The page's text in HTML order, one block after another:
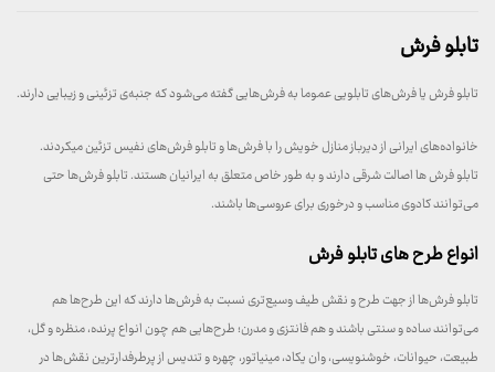
تابلو فرش
تابلو فرش یا فرش‌های تابلویی عموما به فرش‌هایی گفته می‌شود که جنبه‌ی تزئینی و زیبایی دارند.
خانواده‌های ایرانی از دیرباز منازل خویش را با فرش‌ها و تابلو فرش‌های نفیس تزئین میکردند.
تابلو فرش ها اصالت شرقی دارند و به طور خاص متعلق به ایرانیان هستند. تابلو فرش‌ها حتی
می‌توانند کادوی مناسب و درخوری برای عروسی‌ها باشند.
انواع طرح‌ های تابلو فرش
تابلو فرش‌ها از جهت طرح و نقش طیف وسیع‌تری نسبت به فرش‌ها دارند که این طرح‌ها هم
می‌توانند ساده و سنتی باشند و هم فانتزی و مدرن؛ طرح‌هایی هم چون انواع پرنده، منظره و گل،
طبیعت، حیوانات، خوشنویسی، وان یکاد، مینیاتور، چهره و تندیس از پرطرفدارترین نقش‌ها در